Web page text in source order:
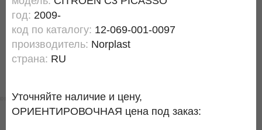
год: 2009-
код по каталогу: 12-069-001-0097
производитель: Norplast
страна: RU
Уточняйте наличие и цену,
ОРИЕНТИРОВОЧНАЯ цена под заказ: